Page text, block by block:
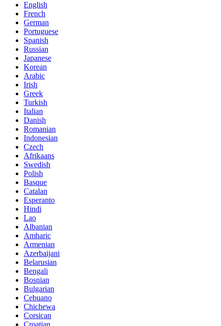
English
French
German
Portuguese
Spanish
Russian
Japanese
Korean
Arabic
Irish
Greek
Turkish
Italian
Danish
Romanian
Indonesian
Czech
Afrikaans
Swedish
Polish
Basque
Catalan
Esperanto
Hindi
Lao
Albanian
Amharic
Armenian
Azerbaijani
Belarusian
Bengali
Bosnian
Bulgarian
Cebuano
Chichewa
Corsican